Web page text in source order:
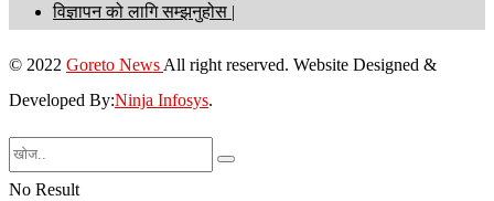
विज्ञापन को लागि सम्झनुहोस |
© 2022 Goreto News All right reserved. Website Designed &
Developed By:Ninja Infosys.
No Result